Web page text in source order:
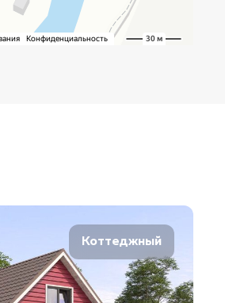
Коттеджный